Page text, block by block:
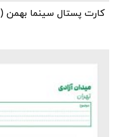
کارت پستال سینما بهمن (۲۶)